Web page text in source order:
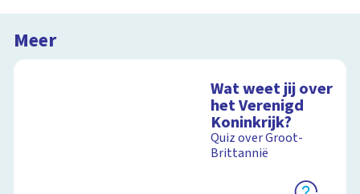
Meer
Wat weet jij over
het Verenigd
Koninkrijk?
Quiz over Groot-
Brittannië